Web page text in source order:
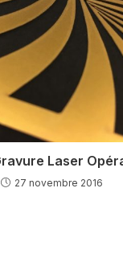
Laser
27 novembre 2016